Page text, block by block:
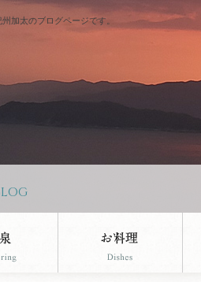
加太のブログページです。